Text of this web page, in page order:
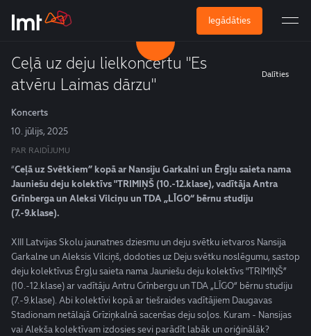
Iegādāties
Ceļā uz deju lielkoncertu "Es
atvēru Laimas dārzu"
Dalīties
Koncerts
10. jūlijs, 2025
PAR RAIDĪJUMU
“Ceļā uz Svētkiem” kopā ar Nansiju Garkalni un Ērgļu saieta nama
Jauniešu deju kolektīvs "TRIMIŅŠ (10.-12.klase), vadītāja Antra
Grīnberga un Aleksi Vilciņu un TDA „LĪGO“ bērnu studiju
(7.-9.klase).
XIII Latvijas Skolu jaunatnes dziesmu un deju svētku ietvaros Nansija
Garkalne un Aleksis Vilciņš, dodoties uz Deju svētku noslēgumu, sastop
deju kolektīvus Ērgļu saieta nama Jauniešu deju kolektīvs "TRIMIŅŠ”
(10.-12.klase) ar vadītāju Antru Grīnbergu un TDA „LĪGO“ bērnu studiju
(7.-9.klase). Abi kolektīvi kopā ar tiešraides vadītājiem Daugavas
Stadionam netālajā Grīziņkalnā sacenšas deju soļos. Kuram - Nansijas
vai Alekša kolektīvam izdosies sevi parādīt labāk un oriģinālāk?